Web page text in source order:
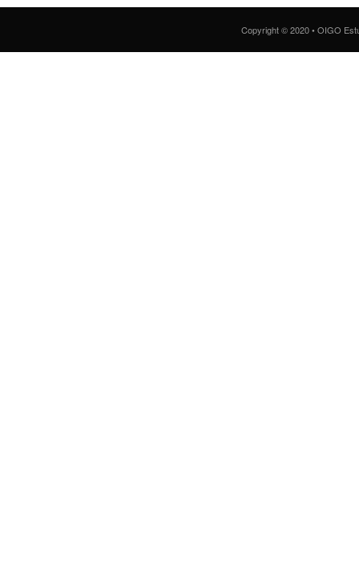
Copyright © 2020 • OIGO